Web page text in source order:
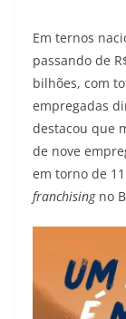
Em ternos
passando de
bilhões, com
empregadas
destacou que
de nove
em torno de
franchisingno